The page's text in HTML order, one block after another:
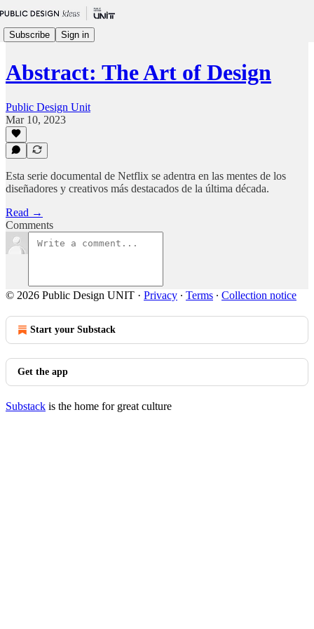
Subscribe Sign in
Abstract: The Art of Design
Public Design Unit
Mar 10, 2023
Esta serie documental de Netflix se adentra en las mentes de los
diseñadores y creativos más destacados de la última década.
Read →
Comments
© 2026 Public Design UNIT · Privacy ∙ Terms ∙ Collection notice
Start your Substack
Get the app
Substack is the home for great culture